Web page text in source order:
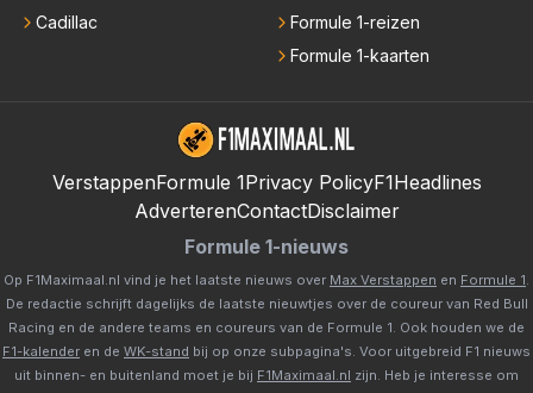
Cadillac
Formule 1-reizen
Formule 1-kaarten
VerstappenFormule 1Privacy PolicyF1Headlines
AdverterenContactDisclaimer
Formule 1-nieuws
Op F1Maximaal.nl vind je het laatste nieuws over Max Verstappen en Formule 1.
De redactie schrijft dagelijks de laatste nieuwtjes over de coureur van Red Bull
Racing en de andere teams en coureurs van de Formule 1. Ook houden we de
F1-kalender en de WK-stand bij op onze subpagina's. Voor uitgebreid F1 nieuws
uit binnen- en buitenland moet je bij F1Maximaal.nl zijn. Heb je interesse om